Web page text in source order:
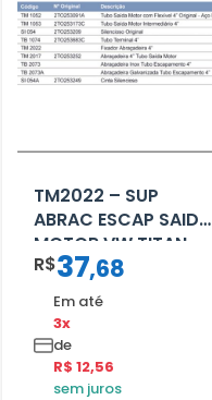
TM2022 – SUP
ABRAC ESCAP SAIDA
MOTOR VW TITAN
R$37,68
Em até
3x
de
R$ 12,56
sem juros